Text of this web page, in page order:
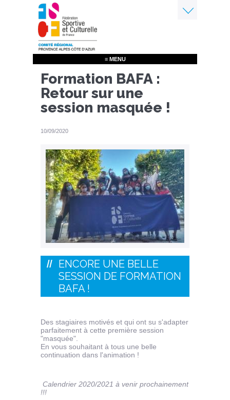
Aller
au
contenu
principal
≡ MENU
Formation BAFA :
Retour sur une
session masquée !
10/09/2020
ENCORE UNE BELLE
SESSION DE FORMATION
BAFA !
Des stagiaires motivés et qui ont su s'adapter
parfaitement à cette première session
"masquée".
En vous souhaitant à tous une belle
continuation dans l'animation !
Calendrier 2020/2021 à venir prochainement
!!!